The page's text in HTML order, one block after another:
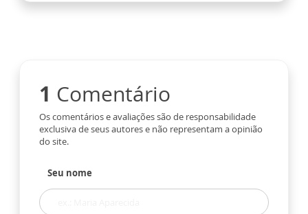
1 Comentário
Os comentários e avaliações são de responsabilidade
exclusiva de seus autores e não representam a opinião
do site.
Seu nome